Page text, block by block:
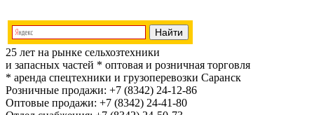
25 лет на рынке сельхозтехники
и запасных частей * оптовая и розничная торговля
* аренда спецтехники и грузоперевозки Саранск
Розничные продажи: +7 (8342) 24-12-86
Оптовые продажи: +7 (8342) 24-41-80